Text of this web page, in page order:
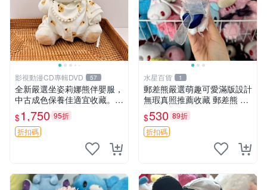
影視動漫CD專輯DVD 57
全新嚴選坐姿莉娜熊伴嬰服，
中古成色保養佳適宜收藏。無
盒子但品質完好，快速出貨。
建議入手！ 中古 玩偶 滬漫
$1,750 95折
折扣碼
水星百貨 1
郵差熊嚴選萌趣可愛滿版設計
無瑕真照推薦收藏 郵差熊 熊
抱枕 紅薯啵啵間
$530 89折
折扣碼